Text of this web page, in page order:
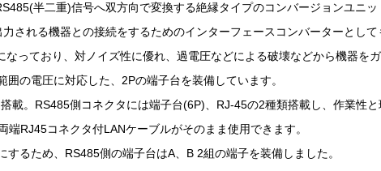
半二重)信号へ双方向で変換する絶縁タイプのコンバージョンユニッ
される機器との接続をするためのインターフェースコンバーターとして
なっており、対ノイズ性に優れ、過電圧などによる破壊などから機器を
囲の電圧に対応した、2Pの端子台を装備しています。
載。RS485側コネクタには端子台(6P)、RJ-45の2種類搭載し、作業性と
端RJ45コネクタ付LANケーブルがそのまま使用できます。
するため、RS485側の端子台はA、B 2組の端子を装備しました。